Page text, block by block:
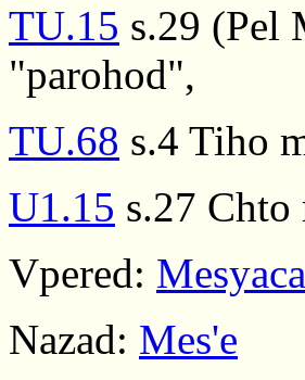
TU.15 s.29 (Pel
"parohod",
TU.68 s.4 Tiho
U1.15 s.27 Chto
Vpered: Mesyaca
Nazad: Mes'e